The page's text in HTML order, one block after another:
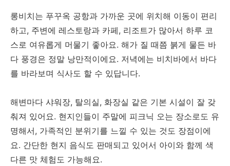
롱비치는 푸꾸옥 공항과 가까운 곳에 위치해 이동이 편리
하고, 주변에 레스토랑과 카페, 리조트가 많아서 하루 코
스로 여유롭게 머물기 좋아요. 해가 질 때쯤 붉게 물든 바
다 풍경은 정말 낭만적이에요. 저녁에는 비치바에서 바다
를 바라보며 식사도 할 수 있답니다.
해변마다 샤워장, 탈의실, 화장실 같은 기본 시설이 잘 갖
춰져 있어요. 현지인들이 주말에 피크닉 오는 장소로도 유
명해서, 가족적인 분위기를 느낄 수 있는 것도 장점이에
요. 간단한 현지 음식도 판매되고 있어서 아이와 함께 색
다른 맛 체험도 가능해요.